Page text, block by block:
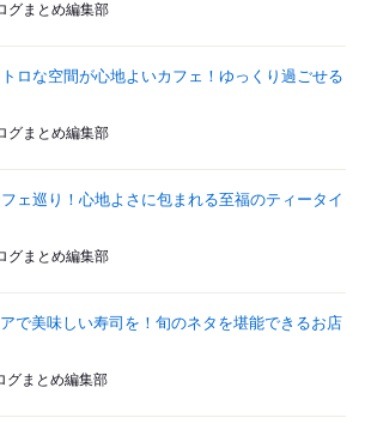
グまとめ編集部
ロな空間が心地よいカフェ！ゆっくり過ごせる
グまとめ編集部
ェ巡り！心地よさに包まれる至福のティータイ
グまとめ編集部
で美味しい寿司を！旬のネタを堪能できるお店
グまとめ編集部